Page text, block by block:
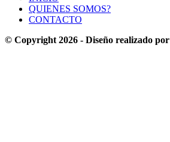
QUIENES SOMOS?
CONTACTO
© Copyright 2026 - Diseño realizado por